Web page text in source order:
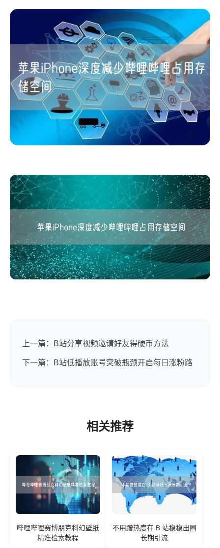
上一篇：B站分享视频邀请好友得硬币方法
下一篇：B站低播放账号突破瓶颈开启每日涨粉路
相关推荐
哔哩哔哩赛博朋克科幻壁纸
精准检索教程
不用蹭热度在 B 站稳稳出圈
长期引流